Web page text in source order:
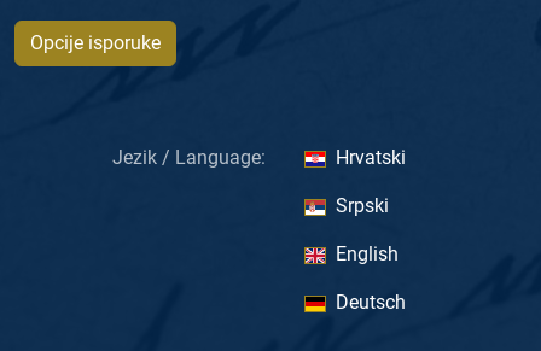
Opcije isporuke
Jezik / Language: Hrvatski
Srpski
English
Deutsch